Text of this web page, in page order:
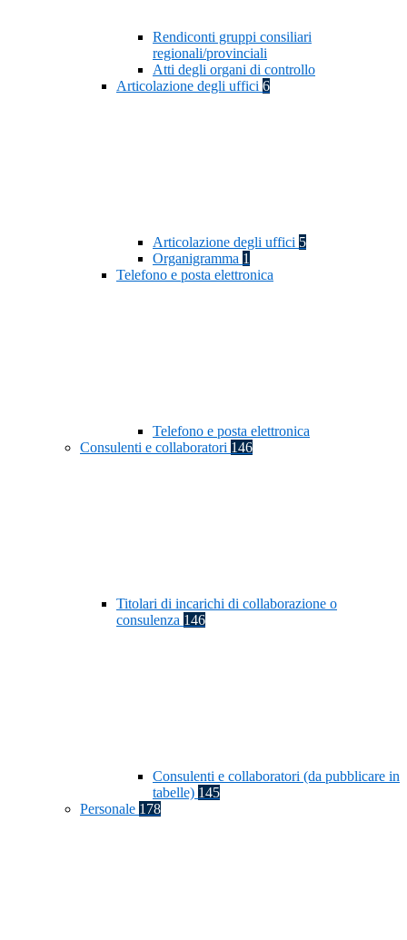
Rendiconti gruppi consiliari
regionali/provinciali
Atti degli organi di controllo
Articolazione degli uffici 6
Articolazione degli uffici 5
Organigramma 1
Telefono e posta elettronica
Telefono e posta elettronica
Consulenti e collaboratori 146
Titolari di incarichi di collaborazione o
consulenza 146
Consulenti e collaboratori (da pubblicare in
tabelle) 145
Personale 178